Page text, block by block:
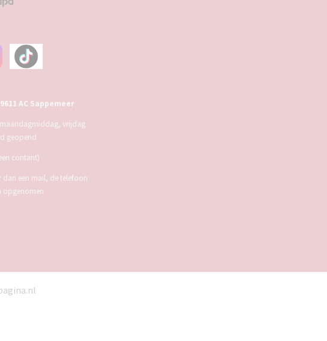
AC Sappemeer
maandagmiddag, vrijdag
geopend
contant)
dan een mail, de telefoon
opgenomen